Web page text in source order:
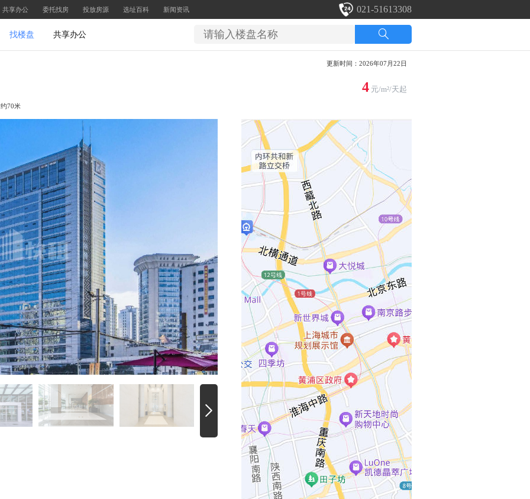
共享办公 委托找房 投放房源 选址百科 新闻资讯 021-51613308
找楼盘 共享办公
更新时间：2026年07月22日
4 元/m²/天起
70米